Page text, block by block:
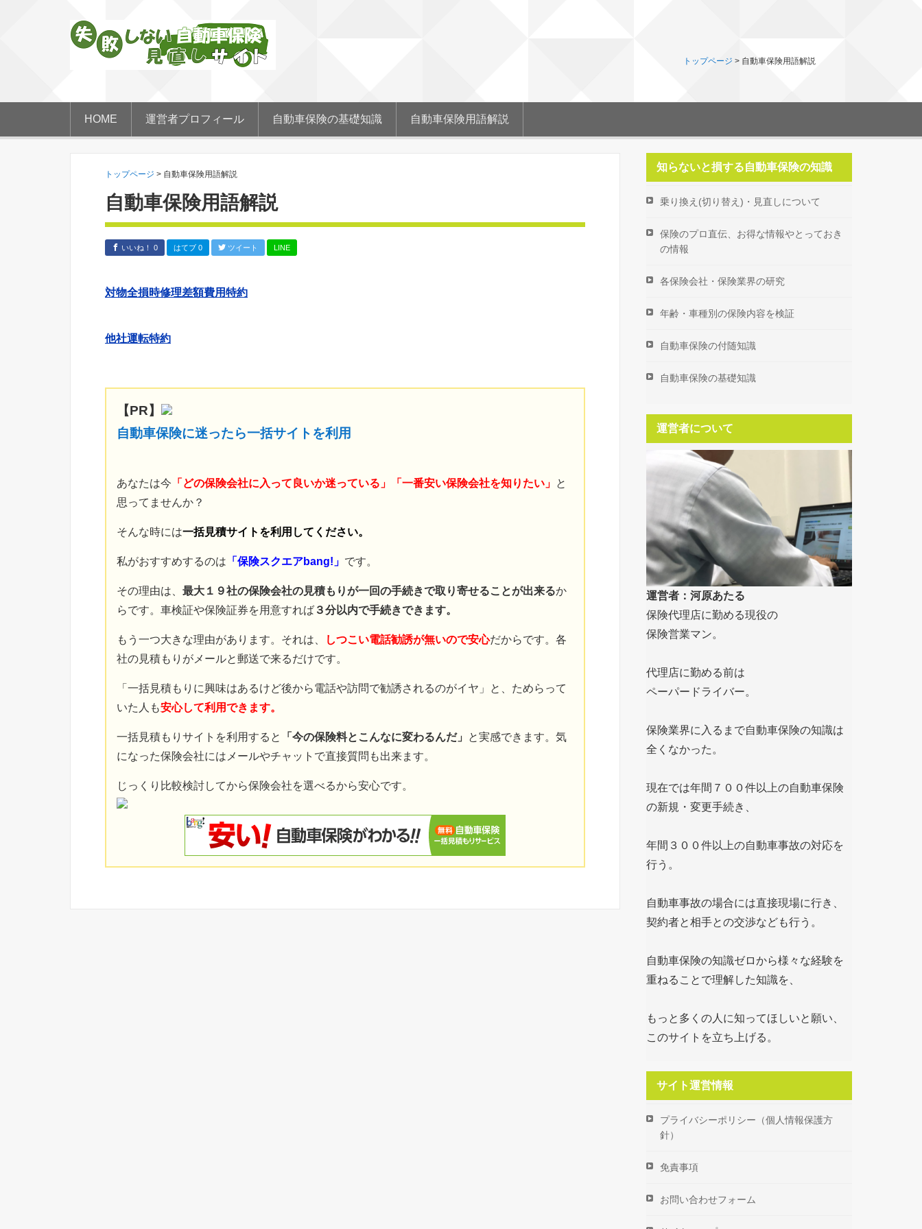
トップページ > 自動車保険用語解説
HOME 運営者プロフィール 自動車保険の基礎知識 自動車保険用語解説
トップページ > 自動車保険用語解説
自動車保険用語解説
いいね！ 0 はてブ 0 ツイート LINE
対物全損時修理差額費用特約
他社運転特約
【PR】
自動車保険に迷ったら一括サイトを利用
あなたは今 「どの保険会社に入って良いか迷っている」「一番安い保険会社を知りたい」 と
思ってませんか？
そんな時には一括見積サイトを利用してください。
私がおすすめするのは 「保険スクエアbang!」 です。
その理由は、 最大１９社の保険会社の見積もりが一回の手続きで取り寄せることが出来るか
らです。車検証や保険証券を用意すれば ３分以内で手続きできます。
もう一つ大きな理由があります。それは、 しつこい電話勧誘が無いので安心だからです。各
社の見積もりがメールと郵送で来るだけです。
「一括見積もりに興味はあるけど後から電話や訪問で勧誘されるのがイヤ」と、ためらって
いた人も安心して利用できます。
一括見積もりサイトを利用すると 「今の保険料とこんなに変わるんだ」
と実感できます。気
になった保険会社にはメールやチャットで直接質問も出来ます。
じっくり比較検討してから保険会社を選べるから安心です。
知らないと損する自動車保険の知識
乗り換え(切り替え)・見直しについて
保険のプロ直伝、お得な情報やとっておき
の情報
各保険会社・保険業界の研究
年齢・車種別の保険内容を検証
自動車保険の付随知識
自動車保険の基礎知識
運営者について
運営者：河原あたる
保険代理店に勤める現役の
保険営業マン。
代理店に勤める前は
ペーパードライバー。
保険業界に入るまで自動車保険の知識は
全くなかった。
現在では年間７００件以上の自動車保険
の新規・変更手続き、
年間３００件以上の自動車事故の対応を
行う。
自動車事故の場合には直接現場に行き、
契約者と相手との交渉なども行う。
自動車保険の知識ゼロから様々な経験を
重ねることで理解した知識を、
もっと多くの人に知ってほしいと願い、
このサイトを立ち上げる。
サイト運営情報
プライバシーポリシー（個人情報保護方
針）
免責事項
お問い合わせフォーム